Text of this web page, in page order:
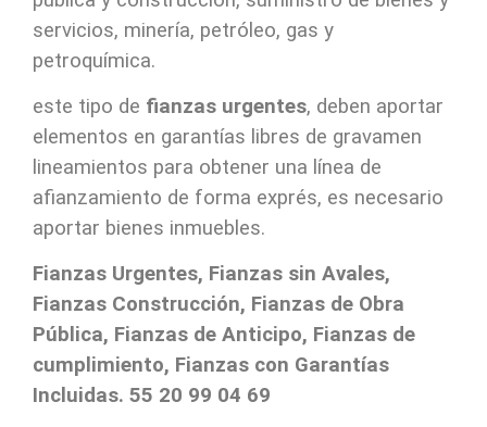
servicios, minería, petróleo, gas y
petroquímica.
este tipo de fianzas urgentes, deben aportar
elementos en garantías libres de gravamen
lineamientos para obtener una línea de
afianzamiento de forma exprés, es necesario
aportar bienes inmuebles.
Fianzas Urgentes, Fianzas sin Avales,
Fianzas Construcción, Fianzas de Obra
Pública, Fianzas de Anticipo, Fianzas de
cumplimiento, Fianzas con Garantías
Incluidas. 55 20 99 04 69